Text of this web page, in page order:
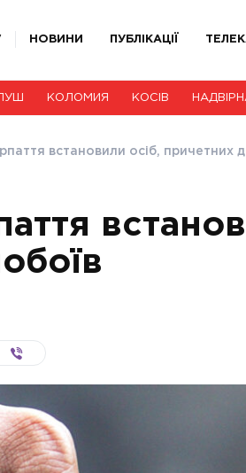
НОВИНИ ПУБЛІКАЦІЇ
КОЛОМИЯ КОСІВ
встановили осіб, причетних